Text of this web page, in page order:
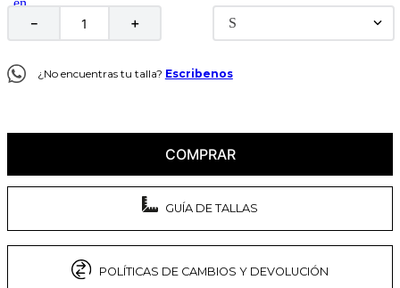
＋
－ S
¿No encuentras tu talla? Escribenos
COMPRAR
GUÍA DE TALLAS
POLÍTICAS DE CAMBIOS Y DEVOLUCIÓN